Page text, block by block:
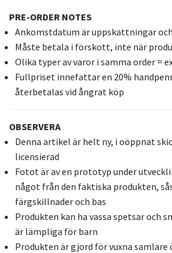
PRE-ORDER NOTES
Ankomstdatum är uppskattningar
Måste betala i förskott, inte när
Olika typer av varor i samma order =
Fullpriset innefattar en 20%
återbetalas vid ångrat köp
OBSERVERA
Denna artikel är helt ny, i oöppnat
licensierad
Fotot är av en prototyp under
något från den faktiska produkten,
färgskillnader och bas
Produkten kan ha vassa spetsar och
är lämpliga för barn
Produkten är gjord för vuxna samlare